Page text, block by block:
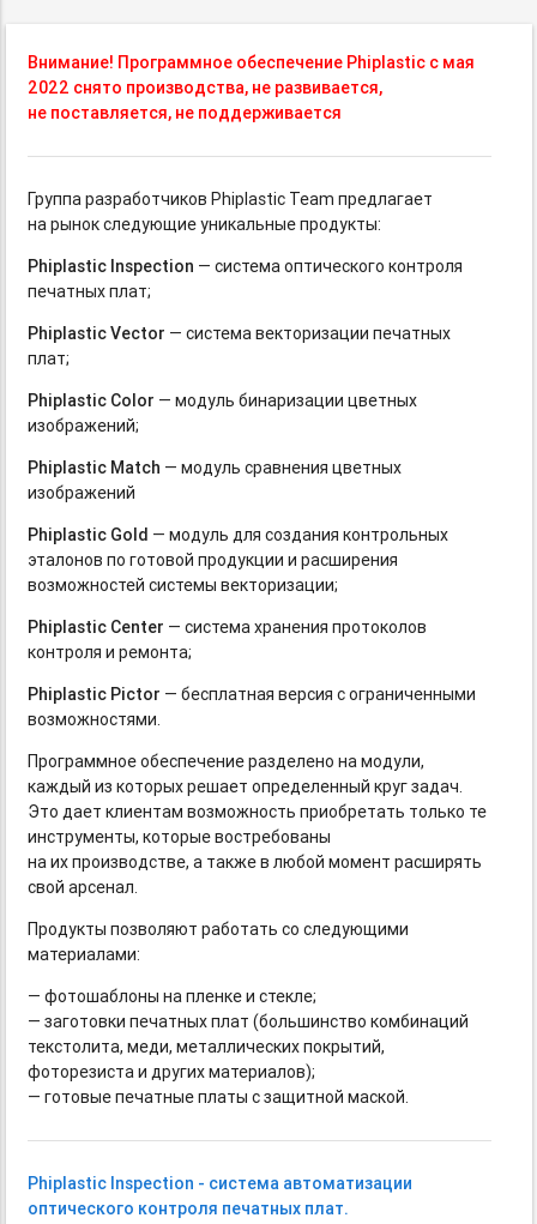
Внимание! Программное обеспечение Phiplastic с мая
2022 снято производства, не развивается,
не поставляется, не поддерживается
Группа разработчиков Phiplastic Team предлагает
на рынок следующие уникальные продукты:
Phiplastic Inspection — система оптического контроля
печатных плат;
Phiplastic Vector — система векторизации печатных
плат;
Phiplastic Color — модуль бинаризации цветных
изображений;
Phiplastic Match — модуль сравнения цветных
изображений
Phiplastic Gold — модуль для создания контрольных
эталонов по готовой продукции и расширения
возможностей системы векторизации;
Phiplastic Center — система хранения протоколов
контроля и ремонта;
Phiplastic Pictor — бесплатная версия с ограниченными
возможностями.
Программное обеспечение разделено на модули,
каждый из которых решает определенный круг задач.
Это дает клиентам возможность приобретать только те
инструменты, которые востребованы
на их производстве, а также в любой момент расширять
свой арсенал.
Продукты позволяют работать со следующими
материалами:
— фотошаблоны на пленке и стекле;
— заготовки печатных плат (большинство комбинаций
текстолита, меди, металлических покрытий,
фоторезиста и других материалов);
— готовые печатные платы с защитной маской.
Phiplastic Inspection - система автоматизации
оптического контроля печатных плат.